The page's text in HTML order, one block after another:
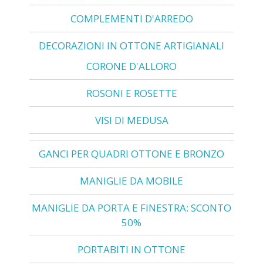
COMPLEMENTI D'ARREDO
DECORAZIONI IN OTTONE ARTIGIANALI
CORONE D'ALLORO
ROSONI E ROSETTE
VISI DI MEDUSA
GANCI PER QUADRI OTTONE E BRONZO
MANIGLIE DA MOBILE
MANIGLIE DA PORTA E FINESTRA: SCONTO
50%
PORTABITI IN OTTONE